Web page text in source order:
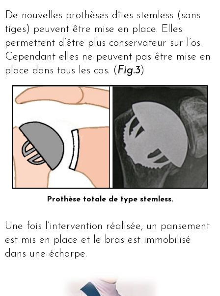
De nouvelles prothèses dîtes stemless (sans
tiges) peuvent être mise en place. Elles
permettent d’être plus conservateur sur l’os.
Cependant elles ne peuvent pas être mise en
place dans tous les cas. (Fig.3)
Prothèse totale de type stemless.
Une fois l’intervention réalisée, un pansement
est mis en place et le bras est immobilisé
dans une écharpe.